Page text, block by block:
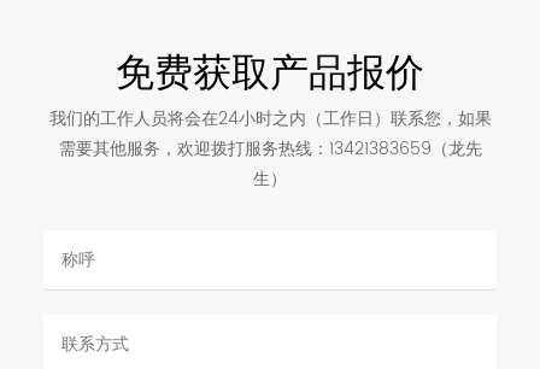
免费获取产品报价
我们的工作人员将会在24小时之内（工作日）联系您，如果
需要其他服务，欢迎拨打服务热线： 13421383659 （龙先
生）